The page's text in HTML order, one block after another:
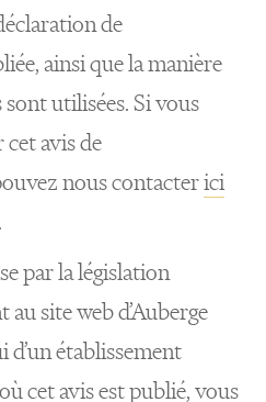
de
ainsi que la manière
utilisées. Si vous
cet avis de
nous contacterici
par la législation
au site web d’Auberge
établissement
cet avis est publié, vous